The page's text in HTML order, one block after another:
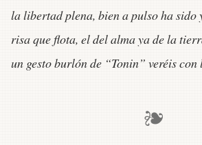
la libertad plena, bien a pulso ha sido
risa que flota, el del alma ya de la
un gesto burlón de “Tonin” veréis
❧